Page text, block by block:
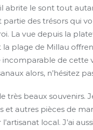
abrite le sont tout
des trésors qui
La vue depuis la
la plage de Millau
de cette
alors, n’hésitez
très beaux
et autres pièces de
local. J’ai